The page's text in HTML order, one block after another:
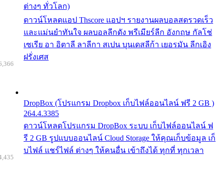
ต่างๆ ทั่วโลก)
ดาวน์โหลดแอป Thscore แอปฯ รายงานผลบอลสดรวดเร็ว
และแม่นยำทันใจ ผลบอลลีกดัง พรีเมียร์ลีก อังกฤษ กัลโช่
เซเรีย อา อิตาลี ลาลีกา สเปน บุนเดสลีก้า เยอรมัน ลีกเอิง
ฝรั่งเศส
DropBox (โปรแกรม Dropbox เก็บไฟล์ออนไลน์ ฟรี 2 GB )
264.4.3385
ดาวน์โหลดโปรแกรม DropBox ระบบ เก็บไฟล์ออนไลน์ ฟ
รี 2 GB รูปแบบออนไลน์ Cloud Storage ให้คุณเก็บข้อมูล เก็
บไฟล์ แชร์ไฟล์ ต่างๆ ให้คนอื่น เข้าถึงได้ ทุกที่ ทุกเวลา